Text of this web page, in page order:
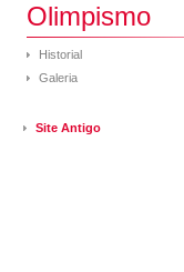
Olimpismo
Historial
Galeria
Site Antigo